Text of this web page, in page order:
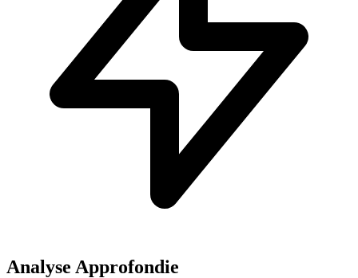
Analyse Approfondie